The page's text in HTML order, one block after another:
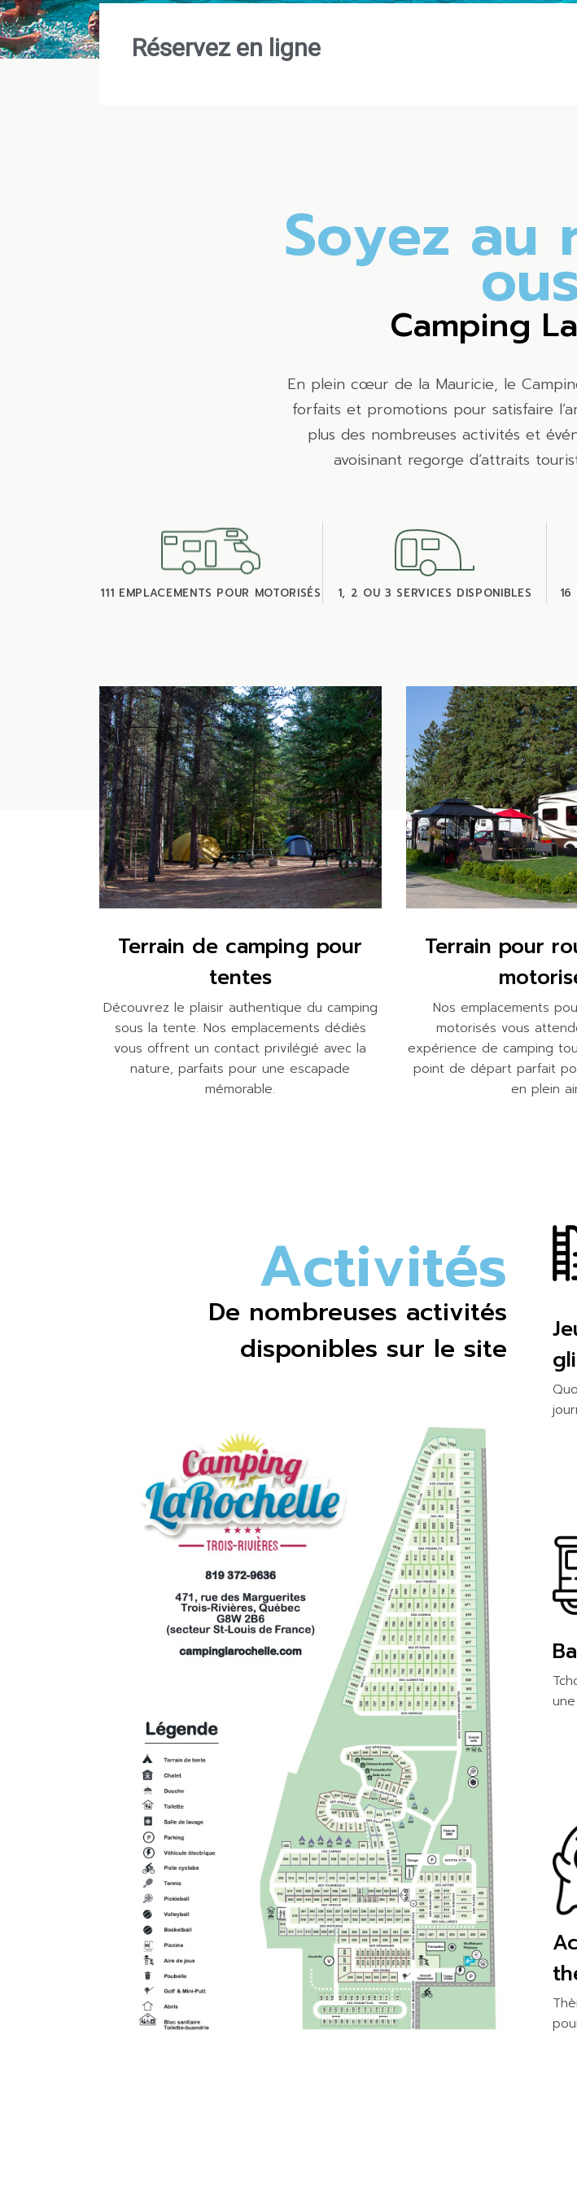
Réservez en ligne
Soyez au
ou
Camping
En plein cœur de la Mauricie, le
forfaits et promotions pour satisfaire
plus des nombreuses activités et
avoisinant regorge d’attraits
111 EMPLACEMENTS POUR MOTORISÉS 1, 2 OU 3 SERVICES DISPONIBLES 16
Terrain de camping pour
tentes
Découvrez le plaisir authentique du camping
sous la tente. Nos emplacements dédiés
vous offrent un contact privilégié avec la
nature, parfaits pour une escapade
mémorable.
Terrain pour
Nos emplacements
motorisés vous
expérience de camping
point de départ parfait
en plein
Activités
De nombreuses activités
disponibles sur le site